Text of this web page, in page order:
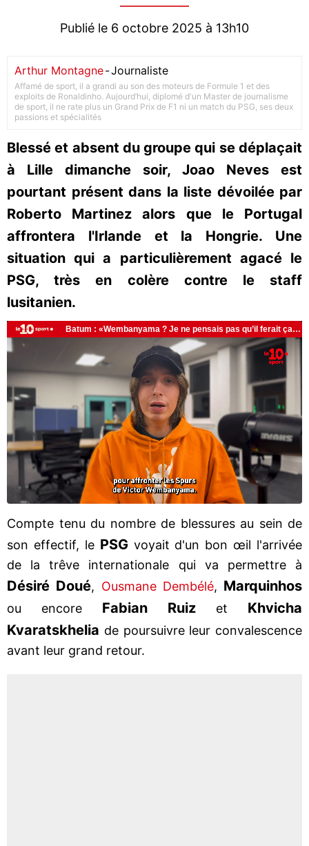
Publié le 6 octobre 2025 à 13h10
Arthur Montagne-Journaliste
Affamé de sport, il a grandi au son des moteurs de Formule 1 et des
exploits de Ronaldinho. Aujourd’hui, diplomé d'un Master de journalisme
de sport, il ne rate plus un Grand Prix de F1 ni un match du PSG, ses deux
passions et spécialités
Blessé et absent du groupe qui se déplaçait
à Lille dimanche soir, Joao Neves est
pourtant présent dans la liste dévoilée par
Roberto Martinez alors que le Portugal
affrontera l'Irlande et la Hongrie. Une
situation qui a particulièrement agacé le
PSG, très en colère contre le staff
lusitanien.
Compte tenu du nombre de blessures au sein de
son effectif, le PSG voyait d'un bon œil l'arrivée
de la trêve internationale qui va permettre à
Désiré Doué, Ousmane Dembélé, Marquinhos
ou encore Fabian Ruiz et Khvicha
Kvaratskhelia de poursuivre leur convalescence
avant leur grand retour.